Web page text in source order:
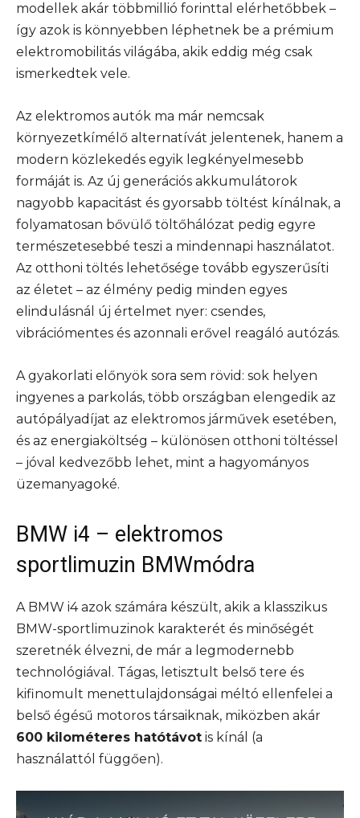
modellek akár többmillió forinttal elérhetőbbek –
így azok is könnyebben léphetnek be a prémium
elektromobilitás világába, akik eddig még csak
ismerkedtek vele.
Az elektromos autók ma már nemcsak
környezetkímélő alternatívát jelentenek, hanem a
modern közlekedés egyik legkényelmesebb
formáját is. Az új generációs akkumulátorok
nagyobb kapacitást és gyorsabb töltést kínálnak, a
folyamatosan bővülő töltőhálózat pedig egyre
természetesebbé teszi a mindennapi használatot.
Az otthoni töltés lehetősége tovább egyszerűsíti
az életet – az élmény pedig minden egyes
elindulásnál új értelmet nyer: csendes,
vibrációmentes és azonnali erővel reagáló autózás.
A gyakorlati előnyök sora sem rövid: sok helyen
ingyenes a parkolás, több országban elengedik az
autópályadíjat az elektromos járművek esetében,
és az energiaköltség – különösen otthoni töltéssel
– jóval kedvezőbb lehet, mint a hagyományos
üzemanyagoké.
BMW i4 – elektromos
sportlimuzin BMWmódra
A BMW i4 azok számára készült, akik a klasszikus
BMW-sportlimuzinok karakterét és minőségét
szeretnék élvezni, de már a legmodernebb
technológiával. Tágas, letisztult belső tere és
kifinomult menettulajdonságai méltó ellenfelei a
belső égésű motoros társaiknak, miközben akár
600 kilométeres hatótávot is kínál (a
használattól függően).